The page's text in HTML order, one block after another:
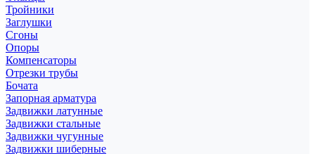
Тройники
Заглушки
Сгоны
Опоры
Компенсаторы
Отрезки трубы
Бочата
Запорная арматура
Задвижки латунные
Задвижки стальные
Задвижки чугунные
Задвижки шиберные